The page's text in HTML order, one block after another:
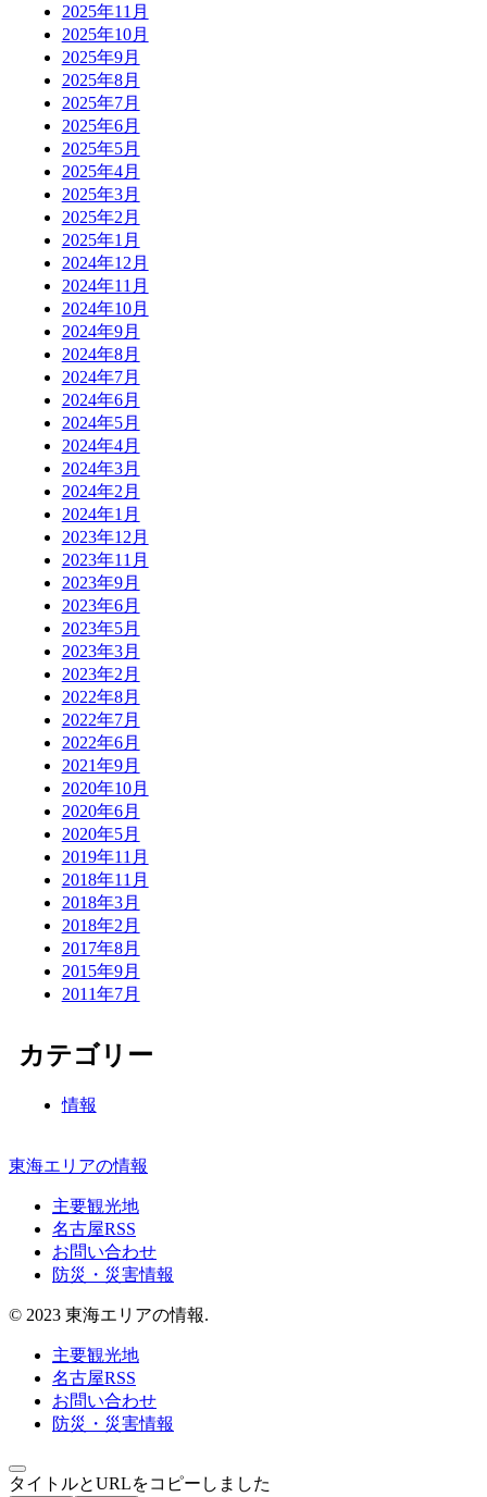
2025年11月
2025年10月
2025年9月
2025年8月
2025年7月
2025年6月
2025年5月
2025年4月
2025年3月
2025年2月
2025年1月
2024年12月
2024年11月
2024年10月
2024年9月
2024年8月
2024年7月
2024年6月
2024年5月
2024年4月
2024年3月
2024年2月
2024年1月
2023年12月
2023年11月
2023年9月
2023年6月
2023年5月
2023年3月
2023年2月
2022年8月
2022年7月
2022年6月
2021年9月
2020年10月
2020年6月
2020年5月
2019年11月
2018年11月
2018年3月
2018年2月
2017年8月
2015年9月
2011年7月
カテゴリー
情報
東海エリアの情報
主要観光地
名古屋RSS
お問い合わせ
防災・災害情報
© 2023 東海エリアの情報.
主要観光地
名古屋RSS
お問い合わせ
防災・災害情報
タイトルとURLをコピーしました